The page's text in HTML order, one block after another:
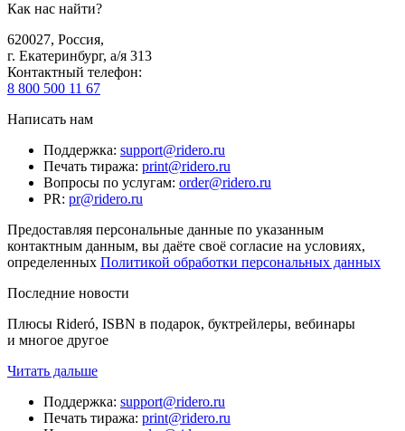
Как нас найти?
620027, Россия,
г. Екатеринбург, а/я 313
Контактный телефон:
8 800 500 11 67
Написать нам
Поддержка: support@ridero.ru
Печать тиража: print@ridero.ru
Вопросы по услугам: order@ridero.ru
PR: pr@ridero.ru
Предоставляя персональные данные по указанным
контактным данным, вы даёте своё согласие на условиях,
определенных Политикой обработки персональных данных
Последние новости
Плюсы Rideró, ISBN в подарок, буктрейлеры, вебинары
и многое другое
Читать дальше
Поддержка: support@ridero.ru
Печать тиража: print@ridero.ru